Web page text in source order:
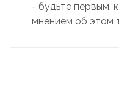
- будьте первым,
мнением об этом